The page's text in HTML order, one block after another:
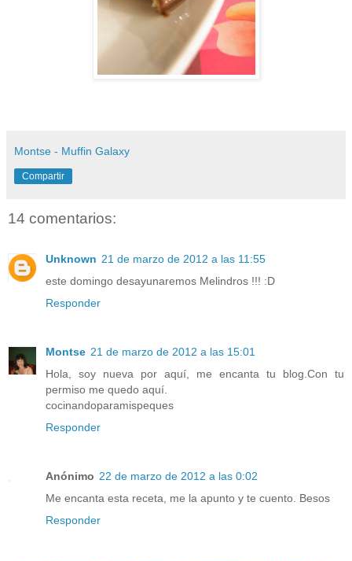
Montse - Muffin Galaxy
Compartir
14 comentarios:
Unknown 21 de marzo de 2012 a las 11:55
este domingo desayunaremos Melindros !!! :D
Responder
Montse 21 de marzo de 2012 a las 15:01
Hola, soy nueva por aquí, me encanta tu blog.Con tu
permiso me quedo aquí.
cocinandoparamispeques
Responder
Anónimo 22 de marzo de 2012 a las 0:02
Me encanta esta receta, me la apunto y te cuento. Besos
Responder